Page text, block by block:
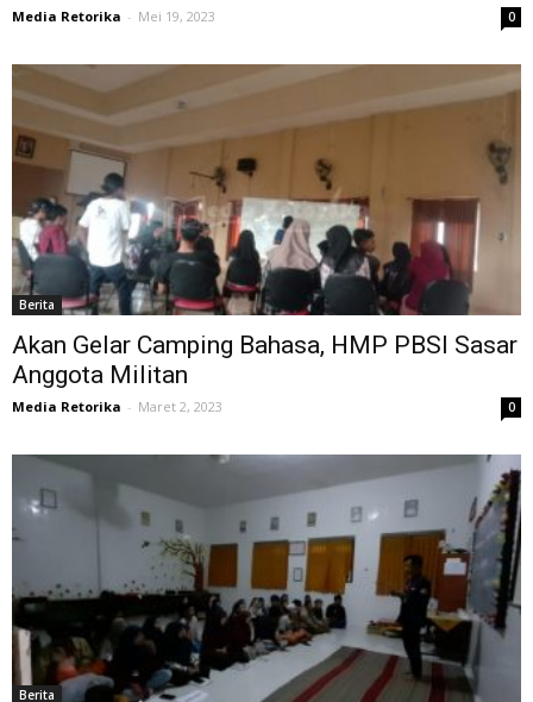
Media Retorika - Mei 19, 2023 0
Berita
Akan Gelar Camping Bahasa, HMP PBSI Sasar
Anggota Militan
Media Retorika - Maret 2, 2023 0
Berita